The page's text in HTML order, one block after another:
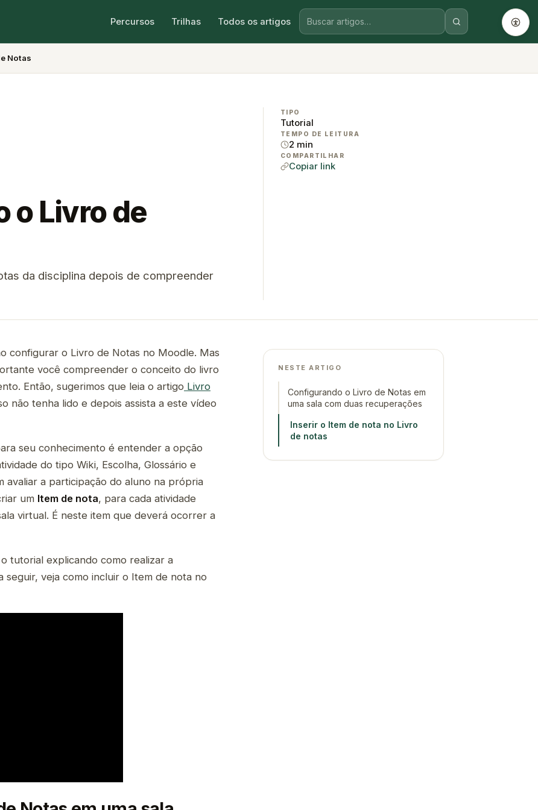
Percursos Trilhas Todos os artigos
Notas
o Livro de
da disciplina depois de compreender
TIPO
Tutorial
TEMPO DE LEITURA
2 min
COMPARTILHAR
Copiar link
NESTE ARTIGO
Configurando o Livro de Notas em
uma sala com duas recuperações
Inserir o Item de nota no Livro
de notas
configurar o Livro de Notas no Moodle. Mas
você compreender o conceito do livro
Então, sugerimos que leia o artigo Livro
não tenha lido e depois assista a este vídeo
seu conhecimento é entender a opção
do tipo Wiki, Escolha, Glossário e
a participação do aluno na própria
um Item de nota, para cada atividade
virtual. É neste item que deverá ocorrer a
tutorial explicando como realizar a
veja como incluir o Item de nota no